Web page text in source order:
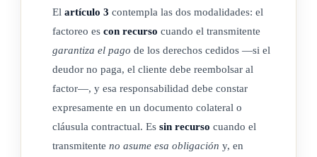
d) Derecho de crédito y cobro presente y/o futuro: derecho
contractual o extracontractual de reclamar o recibir una
suma de dinero de un tercero, adeudado actualmente o
que pueda adeudarse en el futuro, incluyendo, entre otros,
las cuentas por cobrar y las regalías.
e) Documento electrónico: cualquier manifestación con
carácter representativo o declarativo, expresado o
transmitido por un medio electrónico o informático.
El artículo 3 contempla las dos modalidades: el
factoreo es con recurso cuando el transmitente
garantiza el pago de los derechos cedidos —si el
deudor no paga, el cliente debe reembolsar al
factor—, y esa responsabilidad debe constar
expresamente en un documento colateral o
cláusula contractual. Es sin recurso cuando el
transmitente no asume esa obligación y, en